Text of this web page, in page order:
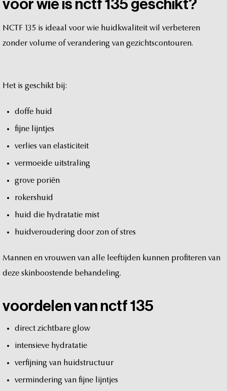
voor wie is nctf 135 geschikt?
NCTF 135 is ideaal voor wie huidkwaliteit wil verbeteren
zonder volume of verandering van gezichtscontouren.
Het is geschikt bij:
doffe huid
fijne lijntjes
verlies van elasticiteit
vermoeide uitstraling
grove poriën
rokershuid
huid die hydratatie mist
huidveroudering door zon of stres
Mannen en vrouwen van alle leeftijden kunnen profiteren van
deze skinboostende behandeling.
voordelen van nctf 135
direct zichtbare glow
intensieve hydratatie
verfijning van huidstructuur
vermindering van fijne lijntjes